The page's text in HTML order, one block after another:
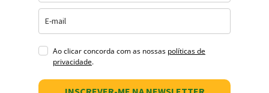
Ao clicar concorda com as nossas políticas de
privacidade.